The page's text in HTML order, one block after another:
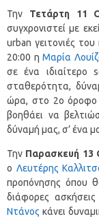
Την Τετάρτη 11
συγχρονιστεί με
urban γειτονιές
20:00 ηΜαρία
σε ένα ιδιαίτερο
σταθερότητα,
ώρα, στο 2ο όροφο
βοηθάει να
δύναμή μας, σ’ ένα
Την Παρασκευή 13
ο Λευτέρης
προπόνησης όπου
διάφορες
Ντάνος κάνει